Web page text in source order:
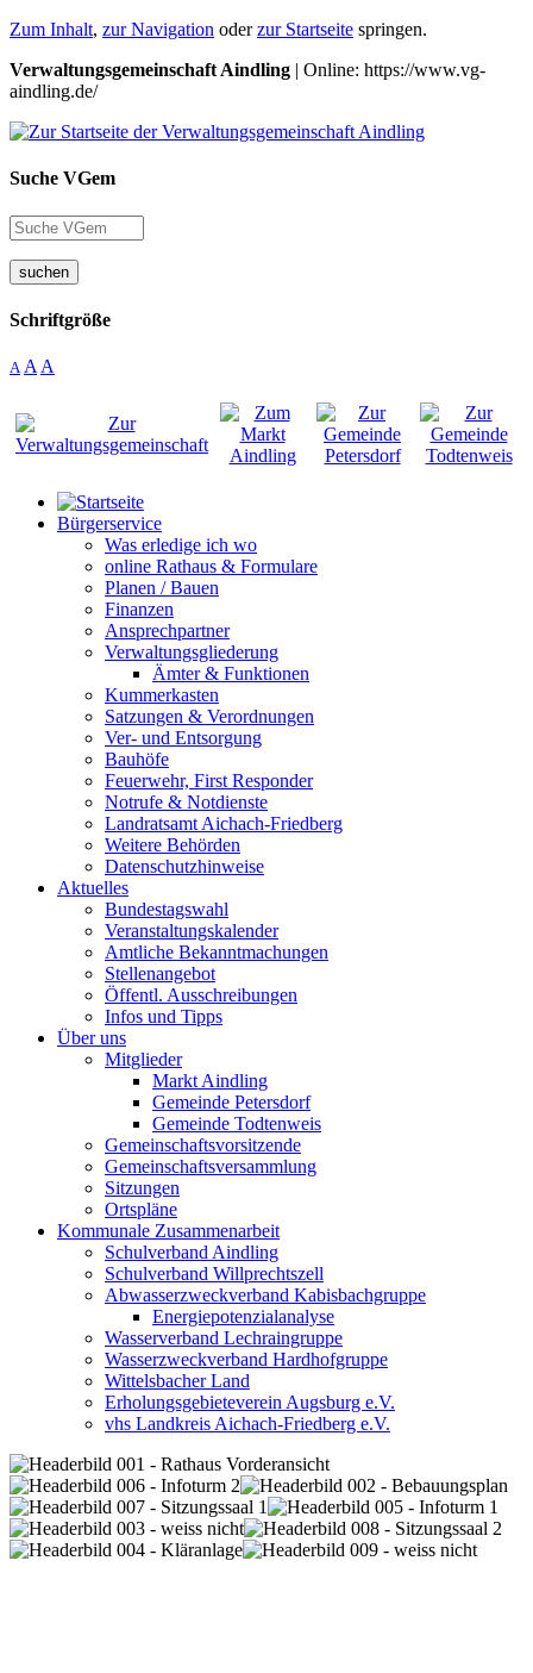
Zum Inhalt, zur Navigation oderzur Startseite springen.
Verwaltungsgemeinschaft Aindling | Online: https://www.vg-
aindling.de/
Suche VGem
suchen
Schriftgröße
A A A
Bürgerservice
Was erledige ich wo
online Rathaus & Formulare
Planen / Bauen
Finanzen
Ansprechpartner
Verwaltungsgliederung
Ämter & Funktionen
Kummerkasten
Satzungen & Verordnungen
Ver- und Entsorgung
Bauhöfe
Feuerwehr, First Responder
Notrufe & Notdienste
Landratsamt Aichach-Friedberg
Weitere Behörden
Datenschutzhinweise
Aktuelles
Bundestagswahl
Veranstaltungskalender
Amtliche Bekanntmachungen
Stellenangebot
Öffentl. Ausschreibungen
Infos und Tipps
Über uns
Mitglieder
Markt Aindling
Gemeinde Petersdorf
Gemeinde Todtenweis
Gemeinschaftsvorsitzende
Gemeinschaftsversammlung
Sitzungen
Ortspläne
Kommunale Zusammenarbeit
Schulverband Aindling
Schulverband Willprechtszell
Abwasserzweckverband Kabisbachgruppe
Energiepotenzialanalyse
Wasserverband Lechraingruppe
Wasserzweckverband Hardhofgruppe
Wittelsbacher Land
Erholungsgebieteverein Augsburg e.V.
vhs Landkreis Aichach-Friedberg e.V.